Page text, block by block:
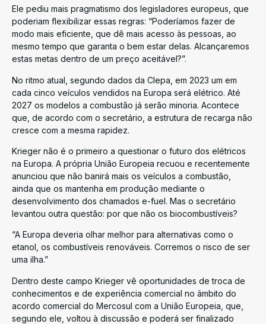
Ele pediu mais pragmatismo dos legisladores europeus, que
poderiam flexibilizar essas regras: “Poderíamos fazer de
modo mais eficiente, que dê mais acesso às pessoas, ao
mesmo tempo que garanta o bem estar delas. Alcançaremos
estas metas dentro de um preço aceitável?”.
No ritmo atual, segundo dados da Clepa, em 2023 um em
cada cinco veículos vendidos na Europa será elétrico. Até
2027 os modelos a combustão já serão minoria. Acontece
que, de acordo com o secretário, a estrutura de recarga não
cresce com a mesma rapidez.
Krieger não é o primeiro a questionar o futuro dos elétricos
na Europa. A própria União Europeia recuou e recentemente
anunciou que não banirá mais os veículos a combustão,
ainda que os mantenha em produção mediante o
desenvolvimento dos chamados e-fuel. Mas o secretário
levantou outra questão: por que não os biocombustíveis?
“A Europa deveria olhar melhor para alternativas como o
etanol, os combustíveis renováveis. Corremos o risco de ser
uma ilha.”
Dentro deste campo Krieger vê oportunidades de troca de
conhecimentos e de experiência comercial no âmbito do
acordo comercial do Mercosul com a União Europeia, que,
segundo ele, voltou à discussão e poderá ser finalizado